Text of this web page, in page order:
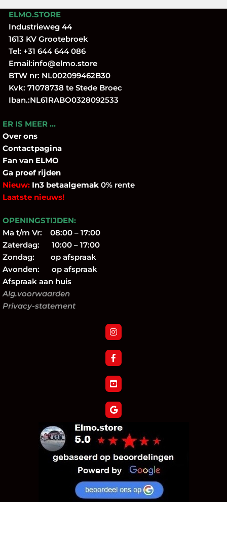
ELMO.STORE
Industrieweg 44
1613 KV Grootebroek
Tel: +31 644 644 086
Email:info@elmo.store
BTW nr: NL002099462B30
Kvk: 71078738 te Stede Broec
Iban.:NL61RABO0328092533
ER IS MEER …
Over ons
Contactpagina
Fan van ELMO
Ga proef rijden
Nieuw: In3 betaalgemak 0% rente
Laatste nieuws!
OPENINGSTIJDEN:
Ma t/m Vr: 08:00 – 17:00
Zaterdag: 10:00 – 17:00
Zondag: op afspraak
Avonden: op afspraak
Afspraak aan huis
Alg.voorwaarden
Privacy-statement
Verzoek tot herroeping bestelling